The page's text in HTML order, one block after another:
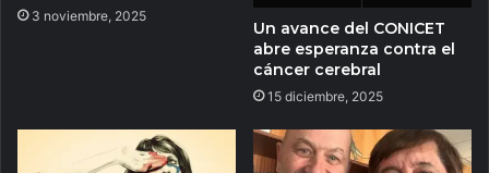
3 noviembre, 2025
Un avance del CONICET
abre esperanza contra el
cáncer cerebral
15 diciembre, 2025